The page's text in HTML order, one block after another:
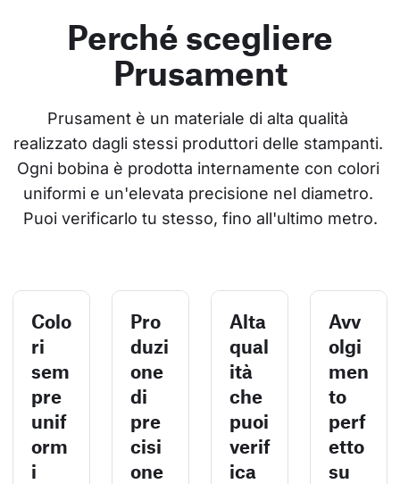
Perché scegliere
Prusament
Prusament è un materiale di alta qualità
realizzato dagli stessi produttori delle stampanti.
Ogni bobina è prodotta internamente con colori
uniformi e un'elevata precisione nel diametro.
Puoi verificarlo tu stesso, fino all'ultimo metro.
Colo
ri
sem
pre
unif
orm
i
Pro
duzi
one
di
pre
cisi
one
Alta
qual
ità
che
puoi
verif
ica
Avv
olgi
men
to
perf
etto
su